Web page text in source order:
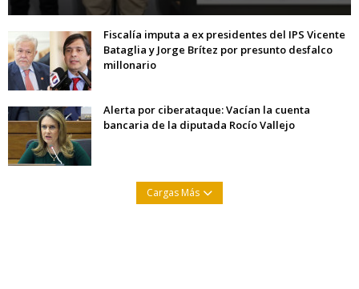
Fiscalía imputa a ex presidentes del IPS Vicente
Bataglia y Jorge Brítez por presunto desfalco
millonario
Alerta por ciberataque: Vacían la cuenta
bancaria de la diputada Rocío Vallejo
Cargas Más